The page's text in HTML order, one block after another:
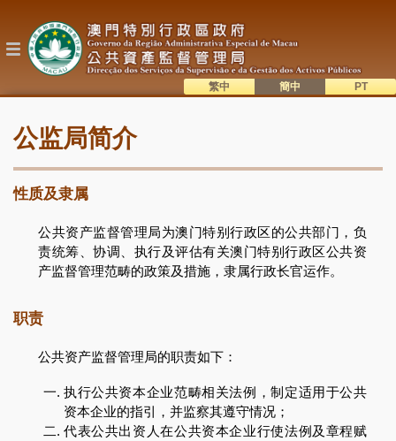
到
内
目公监局简介
性质及隶属
公共资产监督管理局为澳门特别行政区的公共部门，负
责统筹、协调、执行及评估有关澳门特别行政区公共资
产监督管理范畴的政策及措施，隶属行政长官运作。
职责
公共资产监督管理局的职责如下：
执行公共资本企业范畴相关法例，制定适用于公共
资本企业的指引，并监察其遵守情况；
代表公共出资人在公共资本企业行使法例及章程赋